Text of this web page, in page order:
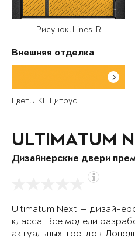
Рисунок: Lines-R
Внешняя отделка
Цвет: ЛКП Цитрус
ULTIMATUM
Дизайнерские двери
Ultimatum Next —
класса. Все модели
актуальных трендов.